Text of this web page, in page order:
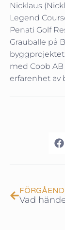
Nicklaus
Legend
Penati Golf
Grauballe på
byggprojektet
med Coob
erfarenhet av